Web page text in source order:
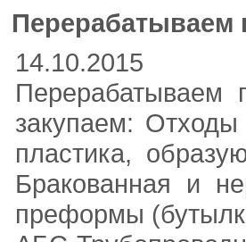
Перерабатываем
14.10.2015
Перерабатываем
закупаем:
пластика,
Бракованная и
преформы